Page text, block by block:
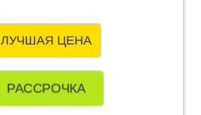
ЛУЧШАЯ ЦЕНА
РАССРОЧКА